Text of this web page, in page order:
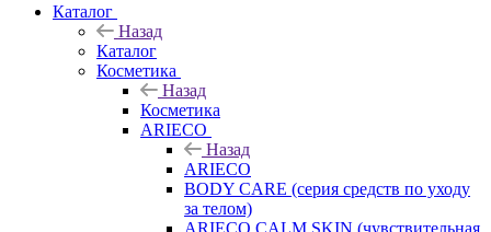
Каталог
Назад
Каталог
Косметика
Назад
Косметика
ARIECO
Назад
ARIECO
BODY CARE (серия средств по уходу
за телом)
ARIECO CALM SKIN (чувствительная